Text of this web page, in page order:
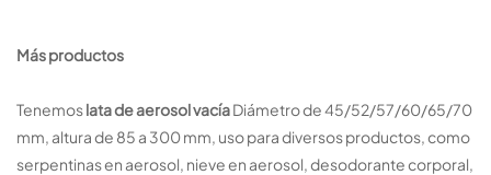
Más productos
Tenemoslata de aerosol vacíaDiámetro de 45/52/57/60/65/70
mm, altura de 85 a 300 mm, uso para diversos productos, como
serpentinas en aerosol, nieve en aerosol, desodorante corporal,